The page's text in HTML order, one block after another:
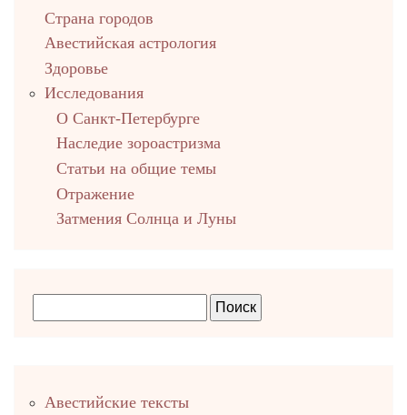
Страна городов
Авестийская астрология
Здоровье
Исследования
О Санкт-Петербурге
Наследие зороастризма
Cтатьи на общие темы
Отражение
Затмения Солнца и Луны
столбец
Авестийские тексты